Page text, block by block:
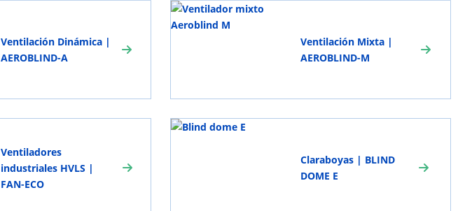
Ventilación Dinámica |
AEROBLIND-A
Ventilación Mixta |
AEROBLIND-M
Ventiladores
industriales HVLS |
FAN-ECO
Claraboyas | BLIND
DOME E